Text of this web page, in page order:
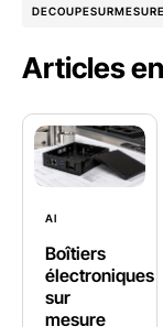
DECOUPESURMESURE
Articles
AI
Boîtiers
électroniques
sur
mesure